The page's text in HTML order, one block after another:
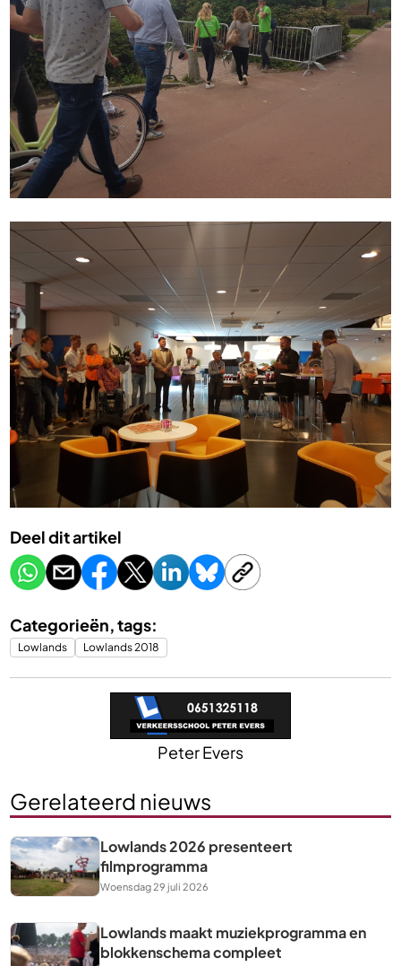
Deel dit artikel
Categorieën, tags:
Lowlands Lowlands 2018
Peter Evers
Gerelateerd nieuws
Lowlands 2026 presenteert
filmprogramma
Woensdag 29 juli 2026
Lowlands maakt muziekprogramma en
blokkenschema compleet